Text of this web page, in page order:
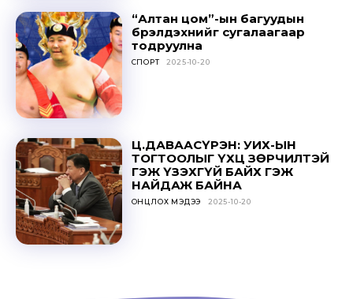
Sing up for our newsletter
to stay in the loop.
SUBSCRIBE
“Алтан цом”-ын багуудын
бүрэлдэхүүнийг сугалаагаар
тодруулна
СПОРТ 2025-10-20
Ц.ДАВААСҮРЭН: УИХ-ЫН
ТОГТООЛЫГ ҮХЦ ЗӨРЧИЛТЭЙ
ГЭЖ ҮЗЭХГҮЙ БАЙХ ГЭЖ
НАЙДАЖ БАЙНА
ОНЦЛОХ МЭДЭЭ 2025-10-20